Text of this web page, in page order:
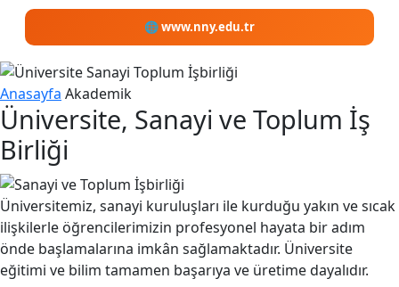
🌐 www.nny.edu.tr
Anasayfa Akademik
Üniversite, Sanayi ve Toplum İş
Birliği
Üniversitemiz, sanayi kuruluşları ile kurduğu yakın ve sıcak
ilişkilerle öğrencilerimizin profesyonel hayata bir adım
önde başlamalarına imkân sağlamaktadır. Üniversite
eğitimi ve bilim tamamen başarıya ve üretime dayalıdır.